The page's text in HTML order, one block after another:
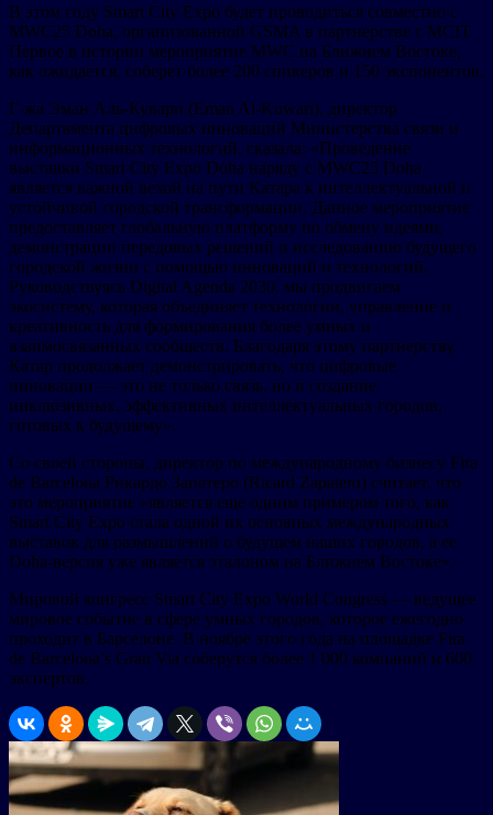
В этом году Smart City Expo будет проводиться совместно с
MWC25 Doha, организованной GSMA в партнерстве с MCIT.
Первое в истории мероприятие MWC на Ближнем Востоке,
как ожидается, соберет более 200 спикеров и 150 экспонентов.
Г-жа Эман Аль-Кувари (Eman Al-Kuwari), директор
Департамента цифровых инноваций Министерства связи и
информационных технологий, сказала: «Проведение
выставки Smart City Expo Doha наряду с MWC25 Doha
является важной вехой на пути Катара к интеллектуальной и
устойчивой городской трансформации. Данное мероприятие
предоставляет глобальную платформу по обмену идеями,
демонстрации передовых решений и исследованию будущего
городской жизни с помощью инноваций и технологий.
Руководствуясь Digital Agenda 2030, мы продвигаем
экосистему, которая объединяет технологии, управление и
креативность для формирования более умных и
взаимосвязанных сообществ. Благодаря этому партнерству
Катар продолжает демонстрировать, что цифровые
инновации — это не только связь, но и создание
инклюзивных, эффективных интеллектуальных городов,
готовых к будущему».
Со своей стороны, директор по международному бизнесу Fira
de Barcelona Рикардо Запатеро (Ricard Zapatero) считает, что
это мероприятие «является еще одним примером того, как
Smart City Expo стала одной их основных международных
выставок для размышлений о будущем наших городов, а ее
Doha-версия уже является эталоном на Ближнем Востоке».
Мировой конгресс Smart City Expo World Congress — ведущее
мировое событие в сфере умных городов, которое ежегодно
проходит в Барселоне. В ноябре этого года на площадке Fira
de Barcelona’s Gran Via соберутся более 1 000 компаний и 600
экспертов.